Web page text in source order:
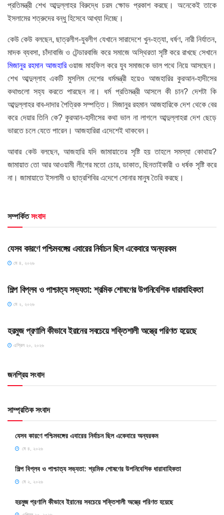
প্রতিমন্ত্রী শেখ আব্দুল্লাহর বিরুদ্ধে চরম ক্ষোভ প্রকাশ করছে। অনেকেই তাকে
ইসলামের শত্রুদের বন্ধু হিসেবে আখ্যা দিচ্ছে।
কেউ কেউ বলছেন, ছাত্রলীগ-যুবলীগ যেখানে সারাদেশে খুন-হত্যা, ধর্ষণ, নারী নির্যাতন,
মাদক ব্যবসা, চাঁদাবাজি ও টেন্ডারবাজি করে সমাজে অস্থিরতা সৃষ্টি করে রাখছে সেখানে
মিজানুর রহমান আজহারিওয়াজ মাহফিল করে যুব সমাজকে ভাল পথে নিয়ে আসছেন।
শেখ আব্দুল্লাহ একটি মুসলিম দেশের ধর্মমন্ত্রী হয়েও আজহারির কুরআন-হাদীসের
কথাগুলো সহ্য করতে পারছেন না। ধর্ম প্রতিমন্ত্রী আসলে কী চান? দেশটা কি
আব্দুল্লাহর বাব-দাদার পৈত্রিক সম্পত্তি। মিজানুর রহমান আজহারিকে দেশ থেকে বের
করে দেয়ার তিনি কে? কুরআন-হাদীসের কথা ভাল না লাগলে আব্দুল্লাহরা দেশ ছেড়ে
ভারতে চলে যেতে পারেন। আজহারিরা এদেশেই থাকবেন।
আবার কেউ বলছেন, আজহারি যদি জামায়াতের সৃষ্টি হয় তাহলে সমস্যা কোথায়?
জামায়াত তো আর আওয়ামী লীগের মতো চোর, ডাকাত, ছিনতাইকারী ও ধর্ষক সৃষ্টি করে
না। জামায়াতে ইসলামী ও ছাত্রশিবির এদেশে সোনার মানুষ তৈরি করছে।
সম্পর্কিতসংবাদ
HOME POST
যেসব কারণে পশ্চিমবঙ্গের এবারের নির্বাচন ছিল একেবারে অন্যরকম
মে ৪, ২০২৬
শিল্প বিপ্লব ও পাশ্চাত্য সভ্যতা: শ্রমিক শোষণের উপনিবেশিক ধারাবাহিকতা
মে ২, ২০২৬
হরমুজ প্রণালি কীভাবে ইরানের সবচেয়ে শক্তিশালী অস্ত্রে পরিণত হয়েছে
এপ্রিল ২০, ২০২৬
জনপ্রিয় সংবাদ
সাম্প্রতিক সংবাদ
যেসব কারণে পশ্চিমবঙ্গের এবারের নির্বাচন ছিল একেবারে অন্যরকম
মে ৪, ২০২৬
শিল্প বিপ্লব ও পাশ্চাত্য সভ্যতা: শ্রমিক শোষণের উপনিবেশিক ধারাবাহিকতা
মে ২, ২০২৬
হরমুজ প্রণালি কীভাবে ইরানের সবচেয়ে শক্তিশালী অস্ত্রে পরিণত হয়েছে